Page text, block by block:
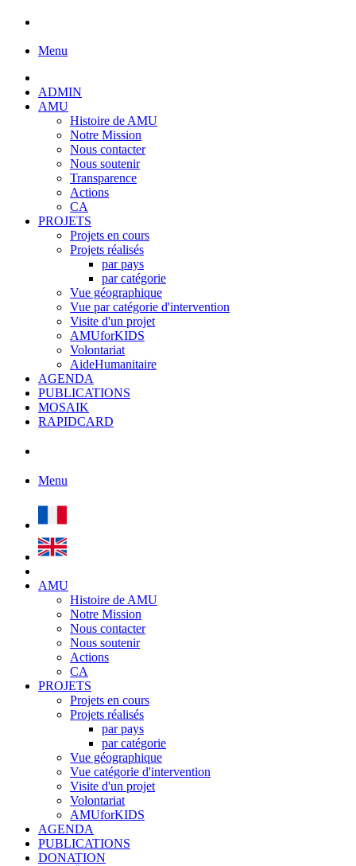
Menu
ADMIN
AMU
Histoire de AMU
Notre Mission
Nous contacter
Nous soutenir
Transparence
Actions
CA
PROJETS
Projets en cours
Projets réalisés
par pays
par catégorie
Vue géographique
Vue par catégorie d'intervention
Visite d'un projet
AMUforKIDS
Volontariat
AideHumanitaire
AGENDA
PUBLICATIONS
MOSAIK
RAPIDCARD
Menu
AMU
Histoire de AMU
Notre Mission
Nous contacter
Nous soutenir
Actions
CA
PROJETS
Projets en cours
Projets réalisés
par pays
par catégorie
Vue géographique
Vue catégorie d'intervention
Visite d'un projet
Volontariat
AMUforKIDS
AGENDA
PUBLICATIONS
DONATION